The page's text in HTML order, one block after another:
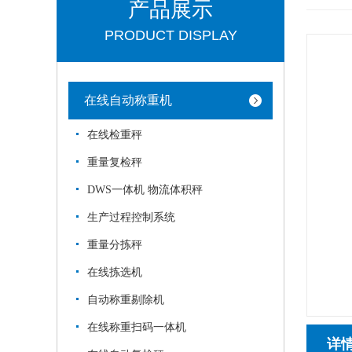
产品展示
PRODUCT DISPLAY
在线自动称重机
在线检重秤
重量复检秤
DWS一体机 物流体积秤
生产过程控制系统
重量分拣秤
在线拣选机
自动称重剔除机
在线称重扫码一体机
详